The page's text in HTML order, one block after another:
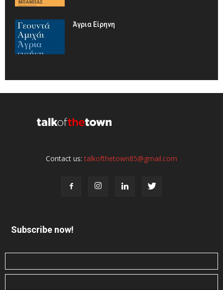
Άγρια Είρηνη
Contact us:talkofthetown85@gmail.com
Subscribe now!